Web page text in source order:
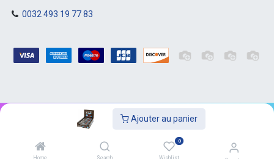
Ajouter au panier
Home Search
0
Wishlist
0032 493 19 77 83
Copyright © Sweet-Supply